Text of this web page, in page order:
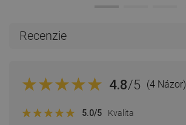
Recenzie
4.8/5 (4 Názor)
5.0/5 Kvalita